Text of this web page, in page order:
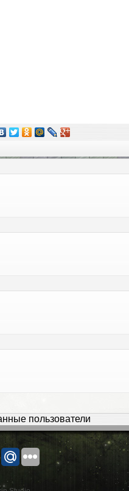
пользователи